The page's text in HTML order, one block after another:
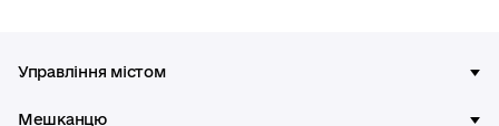
Управління містом
Мешканцю